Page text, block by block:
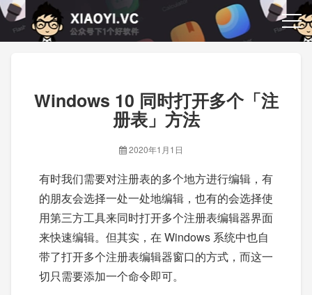
Windows 10 同时打开多个「注
册表」方法
2020年1月1日
有时我们需要对注册表的多个地方进行编辑，有
的朋友会选择一处一处地编辑，也有的会选择使
用第三方工具来同时打开多个注册表编辑器界面
来快速编辑。但其实，在 Windows 系统中也自
带了打开多个注册表编辑器窗口的方式，而这一
切只需要添加一个命令即可。